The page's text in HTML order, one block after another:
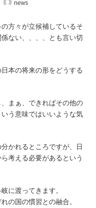
news
方々が立候補しているそ
ない、、、、とも言い切
本の将来の形をどうする
まぁ、できればその他の
う意味ではいいような気
かれるところですが、日
考える必要があるという
に渡ってきます。
の国の慣習との融合。